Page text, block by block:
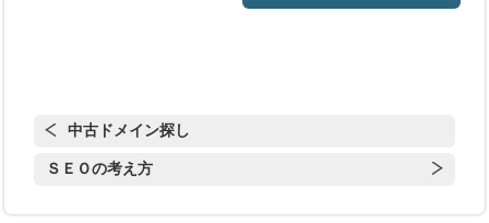
中古ドメイン探し
ＳＥＯの考え方